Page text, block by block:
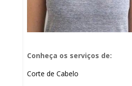
Conheça os serviços de:
Corte de Cabelo